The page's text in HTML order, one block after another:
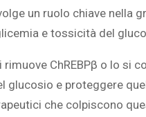
un ruolo chiave nella
e tossicità del
ChREBPβ o lo si
e proteggere
che colpiscono